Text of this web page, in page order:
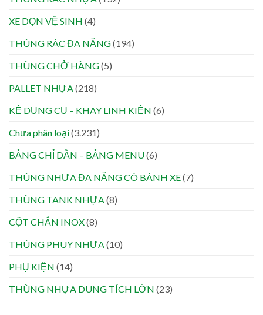
XE DỌN VỆ SINH (4)
THÙNG RÁC ĐA NĂNG(194)
THÙNG CHỞ HÀNG(5)
PALLET NHỰA (218)
KỆ DỤNG CỤ – KHAY LINH KIỆN (6)
Chưa phân loại(3.231)
BẢNG CHỈ DẪN – BẢNG MENU(6)
THÙNG NHỰA ĐA NĂNG CÓ BÁNH XE(7)
THÙNG TANK NHỰA (8)
CỘT CHẮN INOX(8)
THÙNG PHUY NHỰA (10)
PHỤ KIỆN (14)
THÙNG NHỰA DUNG TÍCH LỚN (23)